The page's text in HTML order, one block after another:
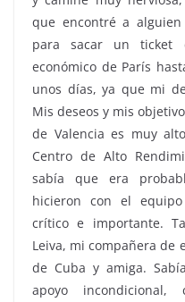
que encontré a
para sacar un ticket
económico de París
unos días, ya que mi
Mis deseos y mis
de Valencia es muy
Centro de Alto
sabía que era
hicieron con el
crítico e importante.
Leiva, mi compañera de
de Cuba y amiga.
apoyo